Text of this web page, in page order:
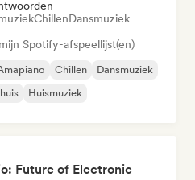
ChillenDansmuziek
Spotify-afspeellijst(en)
Chillen
Dansmuziek
Huismuziek
Future of Electronic